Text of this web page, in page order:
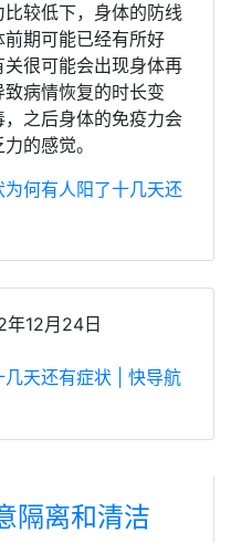
较低下，身体的防线
期可能已经有所好
很可能会出现身体再
病情恢复的时长变
之后身体的免疫力会
的感觉。
为何有人阳了十几天还
12月24日
几天还有症状 | 快导航
隔离和清洁